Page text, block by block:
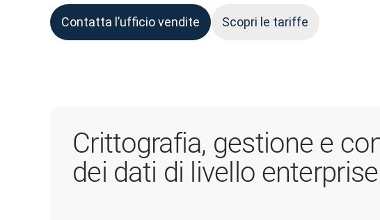
Contatta l’ufficio vendite Scopri le tariffe
Crittografia, gestione e
dei dati di livello enterprise